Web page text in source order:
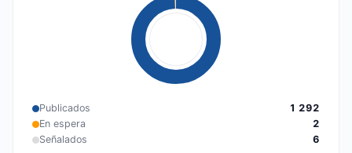
Publicados
1 292
En espera
2
Señalados
6